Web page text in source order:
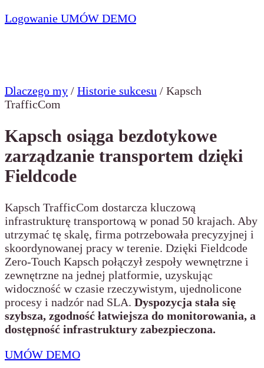
Logowanie UMÓW DEMO
Dlaczego my / Historie sukcesu / Kapsch
TrafficCom
Kapsch osiąga bezdotykowe
zarządzanie transportem dzięki
Fieldcode
Kapsch TrafficCom dostarcza kluczową
infrastrukturę transportową w ponad 50 krajach. Aby
utrzymać tę skalę, firma potrzebowała precyzyjnej i
skoordynowanej pracy w terenie. Dzięki Fieldcode
Zero-Touch Kapsch połączył zespoły wewnętrzne i
zewnętrzne na jednej platformie, uzyskując
widoczność w czasie rzeczywistym, ujednolicone
procesy i nadzór nad SLA. Dyspozycja stała się
szybsza, zgodność łatwiejsza do monitorowania, a
dostępność infrastruktury zabezpieczona.
UMÓW DEMO